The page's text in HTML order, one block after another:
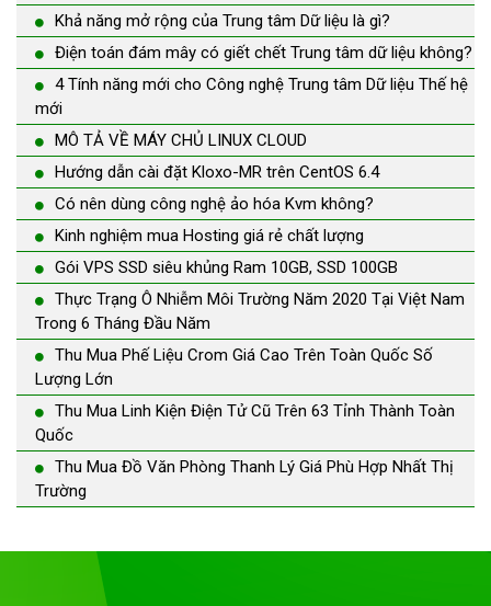
Khả năng mở rộng của Trung tâm Dữ liệu là gì?
Điện toán đám mây có giết chết Trung tâm dữ liệu không?
4 Tính năng mới cho Công nghệ Trung tâm Dữ liệu Thế hệ
mới
MÔ TẢ VỀ MÁY CHỦ LINUX CLOUD
Hướng dẫn cài đặt Kloxo-MR trên CentOS 6.4
Có nên dùng công nghệ ảo hóa Kvm không?
Kinh nghiệm mua Hosting giá rẻ chất lượng
Gói VPS SSD siêu khủng Ram 10GB, SSD 100GB
Thực Trạng Ô Nhiễm Môi Trường Năm 2020 Tại Việt Nam
Trong 6 Tháng Đầu Năm
Thu Mua Phế Liệu Crom Giá Cao Trên Toàn Quốc Số
Lượng Lớn
Thu Mua Linh Kiện Điện Tử Cũ Trên 63 Tỉnh Thành Toàn
Quốc
Thu Mua Đồ Văn Phòng Thanh Lý Giá Phù Hợp Nhất Thị
Trường